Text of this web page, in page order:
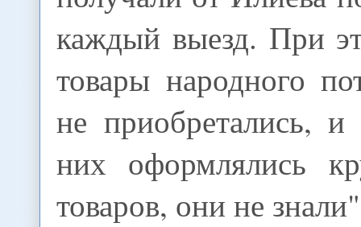
каждый выезд. При
товары народного
не приобретались,
них оформлялись
товаров, они не